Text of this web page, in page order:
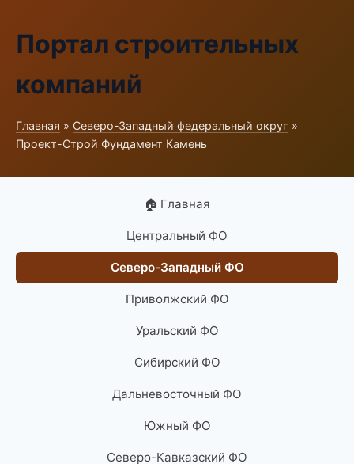
Портал строительных
компаний
Главная » Северо-Западный федеральный округ »
Проект-Строй Фундамент Камень
🏠 Главная
Центральный ФО
Северо-Западный ФО
Приволжский ФО
Уральский ФО
Сибирский ФО
Дальневосточный ФО
Южный ФО
Северо-Кавказский ФО